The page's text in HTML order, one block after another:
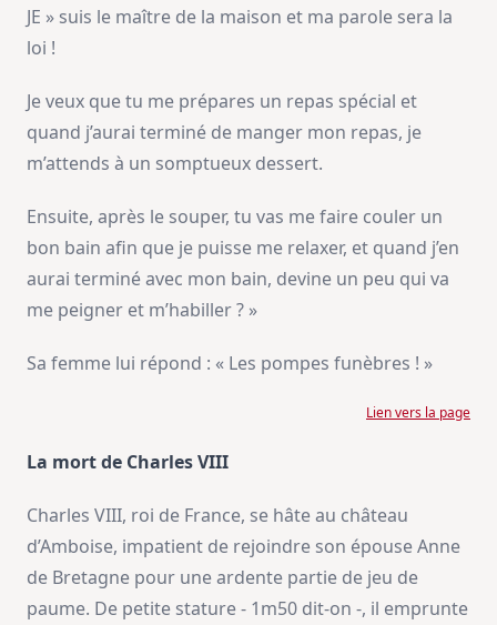
JE » suis le maître de la maison et ma parole sera la
loi !
Je veux que tu me prépares un repas spécial et
quand j’aurai terminé de manger mon repas, je
m’attends à un somptueux dessert.
Ensuite, après le souper, tu vas me faire couler un
bon bain afin que je puisse me relaxer, et quand j’en
aurai terminé avec mon bain, devine un peu qui va
me peigner et m’habiller ? »
Sa femme lui répond : « Les pompes funèbres ! »
Lien vers la page
La mort de Charles VIII
Charles VIII, roi de France, se hâte au château
d’Amboise, impatient de rejoindre son épouse Anne
de Bretagne pour une ardente partie de jeu de
paume. De petite stature - 1m50 dit-on -, il emprunte